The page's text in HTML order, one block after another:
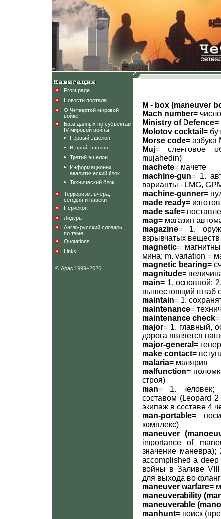
Front page
Новости портала
О Четвертой мировой
войне
База данных по субъектам
IV мировой войны
Первый эшелон
Второй эшелон
Третий эшелон
Информационно
аналитический блок
Технический блок
Терроризм: вчера,
сегодня и навеки
Перископ
Лидеры
Англо-русский словарь
по теме
Quotations
Links
© Арас 1999–2026
M - box (maneuver
Mach number=
Ministry of Defence=
Molotov cocktail =
Morse code= азбука
Muj= сленговое
mujahedin)
machete= мачете
machine-gun= 1.
варианты - LMG,
machine-gunner=
made ready=
made safe=
mag= магазин
magazine= 1.
взрывчатых
magnetic=
мина; m. variation =
magnetic bearing=
magnitude=
main= 1. основной;
вышестоящий штаб
maintain= 1.
maintenance=
maintenance check=
major= 1. главный,
дорога является
major-general =
make contact=
malaria= малярия
malfunction=
строя)
man= 1. человек;
составом (Leopard
экипаж в составе 4
man-portable=
комплекс)
maneuver
importance of
значение
accomplished a
войны в Заливе
для выхода во фланг
maneuver warfare=
maneuverability
maneuverable
manhunt= поиск